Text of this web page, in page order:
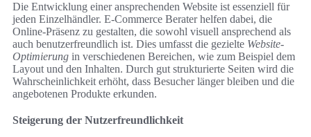
Die Entwicklung einer ansprechenden Website ist essenziell für
jeden Einzelhändler. E-Commerce Berater helfen dabei, die
Online-Präsenz zu gestalten, die sowohl visuell ansprechend als
auch benutzerfreundlich ist. Dies umfasst die gezielte Website-
Optimierung in verschiedenen Bereichen, wie zum Beispiel dem
Layout und den Inhalten. Durch gut strukturierte Seiten wird die
Wahrscheinlichkeit erhöht, dass Besucher länger bleiben und die
angebotenen Produkte erkunden.
Steigerung der Nutzerfreundlichkeit